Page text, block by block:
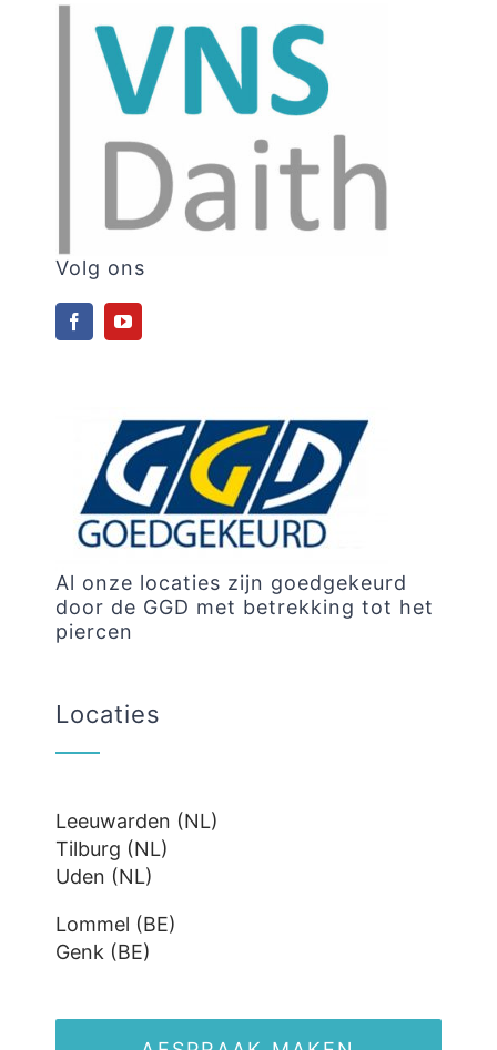
Volg ons
Al onze locaties zijn goedgekeurd
door de GGD met betrekking tot het
piercen
Locaties
Leeuwarden (NL)
Tilburg (NL)
Uden (NL)
Lommel (BE)
Genk (BE)